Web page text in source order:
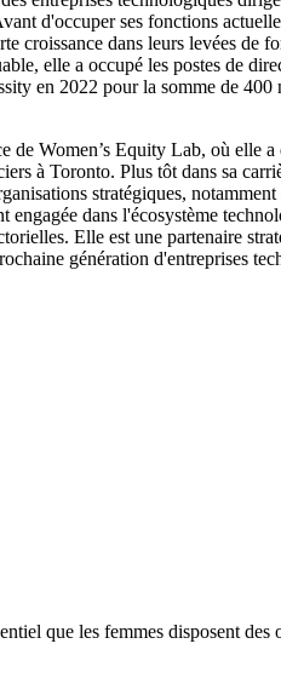
d'occuper ses fonctions
croissance dans leurs levées de
elle a occupé les postes de
en 2022 pour la somme de 400
de Women’s Equity Lab, où elle a
à Toronto. Plus tôt dans sa
stratégiques, notamment
engagée dans l'écosystème
Elle est une partenaire
génération d'entreprises
que les femmes disposent des